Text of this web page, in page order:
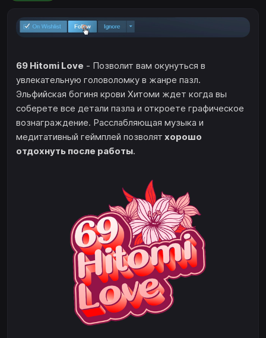
69 Hitomi Love - Позволит вам окунуться в
увлекательную головоломку в жанре пазл.
Эльфийская богиня крови Хитоми ждет когда вы
соберете все детали пазла и откроете графическое
вознаграждение. Расслабляющая музыка и
медитативный геймплей позволят хорошо
отдохнуть после работы.